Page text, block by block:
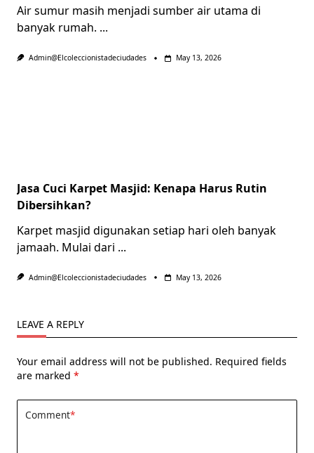
Air sumur masih menjadi sumber air utama di
banyak rumah. ...
Admin@elcoleccionistadeciudades May 13, 2026
Jasa Cuci Karpet Masjid: Kenapa Harus Rutin
Dibersihkan?
Karpet masjid digunakan setiap hari oleh banyak
jamaah. Mulai dari ...
Admin@elcoleccionistadeciudades May 13, 2026
LEAVE A REPLY
Your email address will not be published. Required fields
are marked *
Comment*